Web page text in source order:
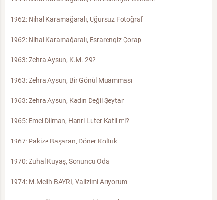
1962: Nihal Karamağaralı, Uğursuz Fotoğraf
1962: Nihal Karamağaralı, Esrarengiz Çorap
1963: Zehra Aysun, K.M. 29?
1963: Zehra Aysun, Bir Gönül Muamması
1963: Zehra Aysun, Kadın Değil Şeytan
1965: Emel Dilman, Hanri Luter Katil mi?
1967: Pakize Başaran, Döner Koltuk
1970: Zuhal Kuyaş, Sonuncu Oda
1974: M.Melih BAYRI, Valizimi Arıyorum